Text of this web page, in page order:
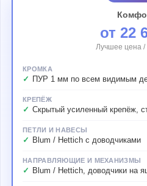
от 22
Лучшее цена /
КРОМКА
ПУР 1 мм по всем видимым
КРЕПЁЖ
Скрытый усиленный крепёж,
ПЕТЛИ И НАВЕСЫ
Blum / Hettich с доводчиками
НАПРАВЛЯЮЩИЕ И МЕХАНИЗМЫ
Blum / Hettich, доводчики на